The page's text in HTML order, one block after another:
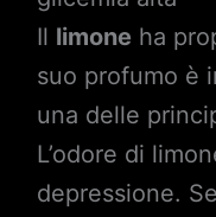
Il limone ha
suo profumo è
una delle
L’odore di
depressione.